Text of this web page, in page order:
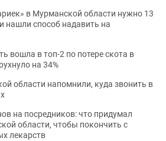
в Мурманской области нужно 13
нашли способ надавить на
вошла в топ-2 по потере скота в
на 34%
области напомнили, куда звонить в
на посредников: что придумал
области, чтобы покончить с
лекарств